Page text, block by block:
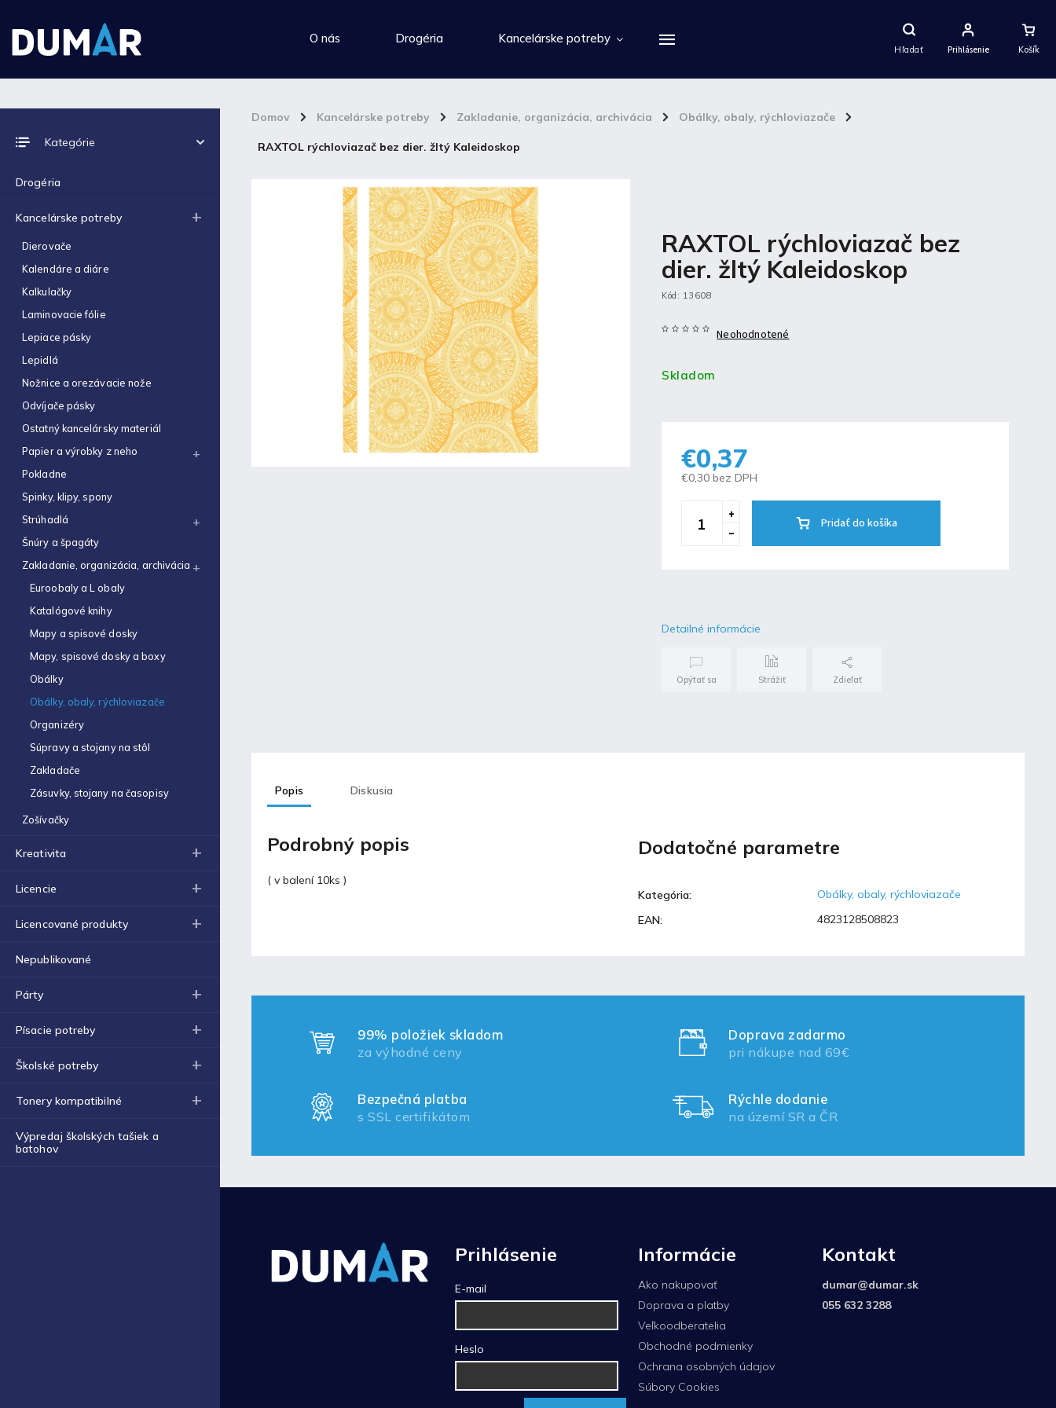
Hľadať
Nákupný
Košík
Prihlásenie
O nás Drogéria Kancelárske potreby
Domov / Kancelárske potreby / Zakladanie, organizácia, archivácia / Obálky, obaly, rýchloviazače /
RAXTOL rýchloviazač bez dier. žltý Kaleidoskop
Kategórie
Drogéria
Kancelárske potreby
Dierovače
Kalendáre a diáre
Kalkulačky
Laminovacie fólie
Lepiace pásky
Lepidlá
Nožnice a orezávacie nože
Odvíjače pásky
Ostatný kancelársky materiál
Papier a výrobky z neho
Pokladne
Spinky, klipy, spony
Strúhadlá
Šnúry a špagáty
Zakladanie, organizácia, archivácia
Euroobaly a L obaly
Katalógové knihy
Mapy a spisové dosky
Mapy, spisové dosky a boxy
Obálky
Obálky, obaly, rýchloviazače
Organizéry
Súpravy a stojany na stôl
Zakladače
Zásuvky, stojany na časopisy
Zošívačky
Kreativita
Licencie
Licencované produkty
Nepublikované
Párty
Písacie potreby
Školské potreby
Tonery kompatibilné
Výpredaj školských tašiek a
batohov
Top 10 produktov
Výkres školský A4 (180g) -
1ks
Výkres školský A3 (180g) -
1ks
€0,12
Obal na zošit A5 hrubý
€0,22
Optimum náplň guličková
0,7mm modrá
€0,06
Zošit 523
€0,31
Zošit 440
€0,87
Strúhadlo dvojité so
zásobníkom Antilop 5027
€0,86
Zošit 564
€0,70
Obálka C4 (1ks)
€0,16
Obal na zošit A4 hrubý
€0,43
špeciálne ceny!
Labková patrola vo filme
využitie
RAXTOL rýchloviazač bez
dier. žltý Kaleidoskop
Kód: 13608
Neohodnotené
Skladom
€0,37
€0,30 bez DPH
Pridať do košíka
Detailné informácie
Opýtať sa Strážiť Zdieľať
Popis Diskusia
Podrobný popis
( v balení 10ks )
Dodatočné parametre
Kategória:
Obálky, obaly, rýchloviazače
EAN: 4823128508823
99% položiek skladom
za výhodné ceny
Doprava zadarmo
pri nákupe nad 69€
Bezpečná platba
s SSL certifikátom
Rýchle dodanie
na území SR a ČR
Prihlásenie
E-mail
Heslo
Informácie
Ako nakupovať
Doprava a platby
Veľkoodberatelia
Obchodné podmienky
Ochrana osobných údajov
Súbory Cookies
Kontakt
dumar@dumar.sk
055 632 3288